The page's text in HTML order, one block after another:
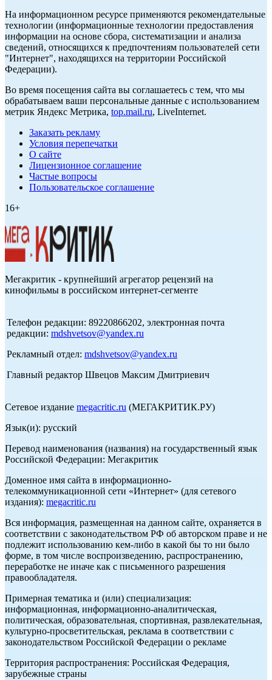
На информационном ресурсе применяются рекомендательные
технологии (информационные технологии предоставления
информации на основе сбора, систематизации и анализа
сведений, относящихся к предпочтениям пользователей сети
"Интернет", находящихся на территории Российской
Федерации).
Во время посещения сайта вы соглашаетесь с тем, что мы
обрабатываем ваши персональные данные с использованием
метрик Яндекс Метрика, top.mail.ru, LiveInternet.
Заказать рекламу
Условия перепечатки
О сайте
Лицензионное соглашение
Частые вопросы
Пользовательское соглашение
16+
Мегакритик - крупнейший агрегатор рецензий на
кинофильмы в российском интернет-сегменте
Телефон редакции: 89220866202, электронная почта
редакции: mdshvetsov@yandex.ru
Рекламный отдел: mdshvetsov@yandex.ru
Главный редактор Швецов Максим Дмитриевич
Сетевое издание megacritic.ru (МЕГАКРИТИК.РУ)
Язык(и): русский
Перевод наименования (названия) на государственный язык
Российской Федерации: Мегакритик
Доменное имя сайта в информационно-
телекоммуникационной сети «Интернет» (для сетевого
издания): megacritic.ru
Вся информация, размещенная на данном сайте, охраняется в
соответствии с законодательством РФ об авторском праве и не
подлежит использованию кем-либо в какой бы то ни было
форме, в том числе воспроизведению, распространению,
переработке не иначе как с письменного разрешения
правообладателя.
Примерная тематика и (или) специализация:
информационная, информационно-аналитическая,
политическая, образовательная, спортивная, развлекательная,
культурно-просветительская, реклама в соответствии с
законодательством Российской Федерации о рекламе
Территория распространения: Российская Федерация,
зарубежные страны